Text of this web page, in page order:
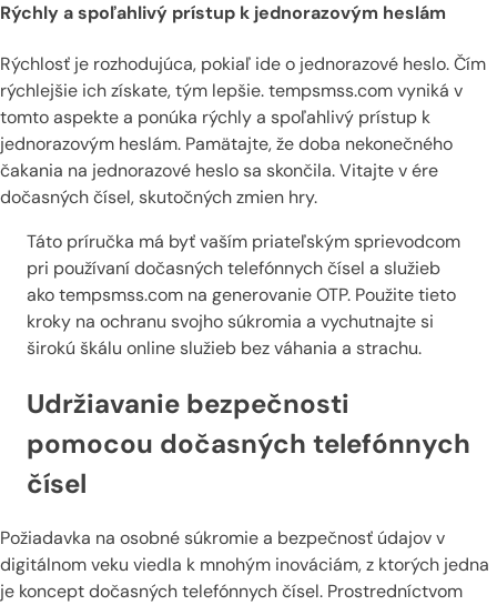
Rýchly a spoľahlivý prístup k jednorazovým heslám
Rýchlosť je rozhodujúca, pokiaľ ide o jednorazové heslo. Čím
rýchlejšie ich získate, tým lepšie. tempsmss.com vyniká v
tomto aspekte a ponúka rýchly a spoľahlivý prístup k
jednorazovým heslám. Pamätajte, že doba nekonečného
čakania na jednorazové heslo sa skončila. Vitajte v ére
dočasných čísel, skutočných zmien hry.
Táto príručka má byť vaším priateľským sprievodcom
pri používaní dočasných telefónnych čísel a služieb
ako tempsmss.com na generovanie OTP. Použite tieto
kroky na ochranu svojho súkromia a vychutnajte si
širokú škálu online služieb bez váhania a strachu.
Udržiavanie bezpečnosti
pomocou dočasných telefónnych
čísel
Požiadavka na osobné súkromie a bezpečnosť údajov v
digitálnom veku viedla k mnohým inováciám, z ktorých jedna
je koncept dočasných telefónnych čísel. Prostredníctvom